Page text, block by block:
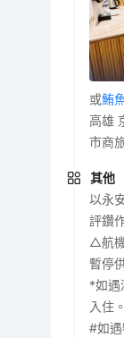
或鮪
高雄
市商
其他
以永
評鑽
△航
暫停
*如遇
入住。
#如